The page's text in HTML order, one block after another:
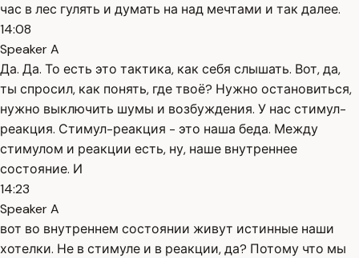
час в лес гулять и думать на над мечтами и так далее.
14:08
Speaker A
Да. Да. То есть это тактика, как себя слышать. Вот, да,
ты спросил, как понять, где твоё? Нужно остановиться,
нужно выключить шумы и возбуждения. У нас стимул-
реакция. Стимул-реакция - это наша беда. Между
стимулом и реакции есть, ну, наше внутреннее
состояние. И
14:23
Speaker A
вот во внутреннем состоянии живут истинные наши
хотелки. Не в стимуле и в реакции, да? Потому что мы